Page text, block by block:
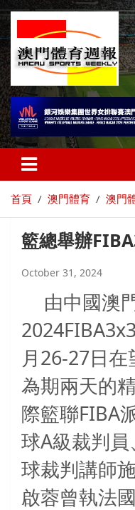
首頁 澳門體育 澳門
籃總舉辦
October 31, 2024
由中國澳
2024FIBA3x3
月 26-27 日
為期兩天的
際籃聯FIBA
球A級裁判員
球裁判講師
啟蓉曾執法